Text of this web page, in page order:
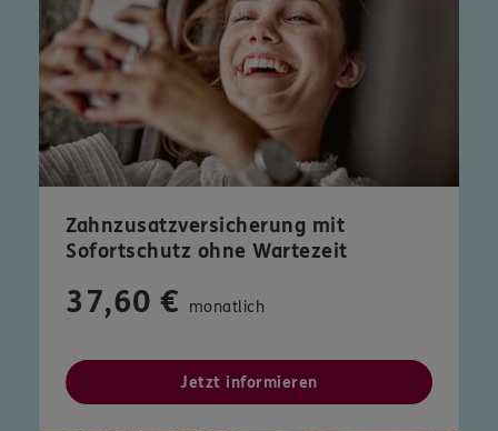
Zahnzusatzversicherung mit
Sofortschutz ohne Wartezeit
37,60 € monatlich
Jetzt informieren